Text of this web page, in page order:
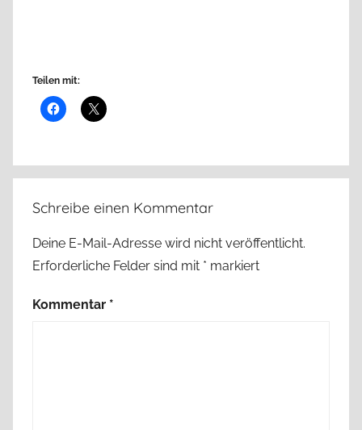
Teilen mit:
Schreibe einen Kommentar
Deine E-Mail-Adresse wird nicht veröffentlicht.
Erforderliche Felder sind mit * markiert
Kommentar *